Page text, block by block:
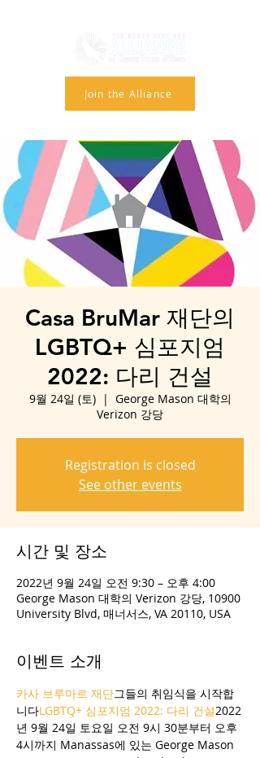
Join the Alliance
Casa BruMar 재단의
LGBTQ+ 심포지엄
2022: 다리 건설
9월 24일 (토)
  |
George Mason 대학의
Verizon 강당
Registration is closed
See other events
시간 및 장소
2022년 9월 24일 오전 9:30 – 오후 4:00
George Mason 대학의 Verizon 강당, 10900
University Blvd, 매너서스, VA 20110, USA
이벤트 소개
카사 브루마르 재단그들의 취임식을 시작합
니다LGBTQ+ 심포지엄 2022: 다리 건설2022
년 9월 24일 토요일 오전 9시 30분부터 오후
4시까지 Manassas에 있는 George Mason